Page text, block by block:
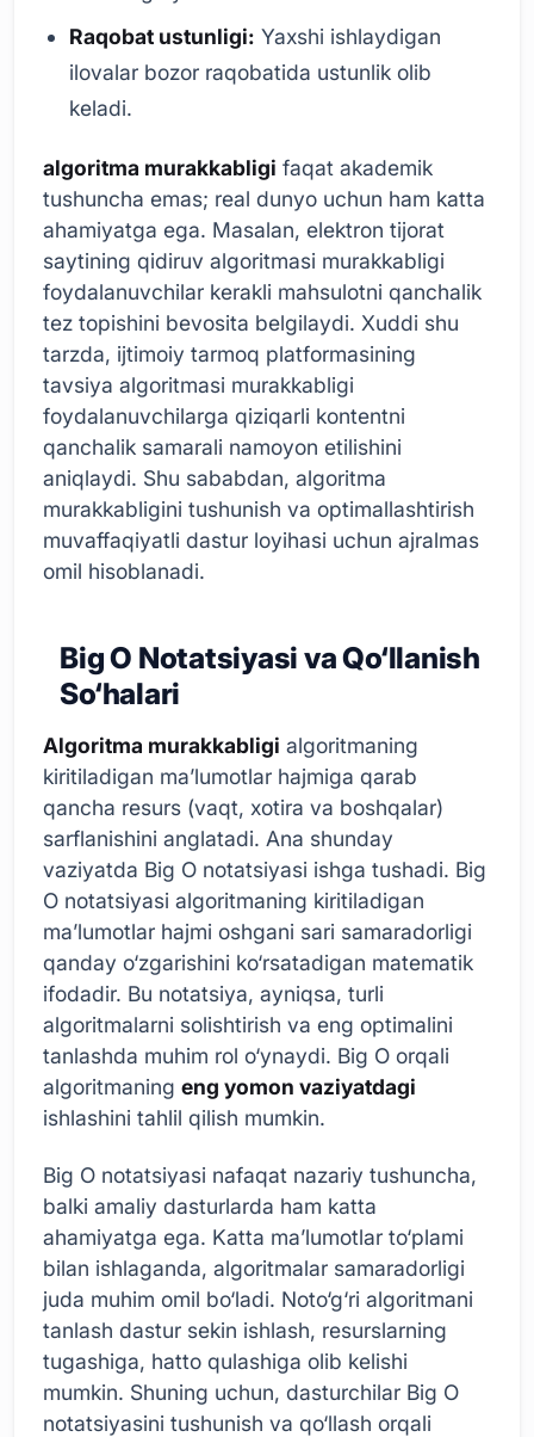
Raqobat ustunligi: Yaxshi ishlaydigan
ilovalar bozor raqobatida ustunlik olib
keladi.
algoritma murakkabligi faqat akademik
tushuncha emas; real dunyo uchun ham katta
ahamiyatga ega. Masalan, elektron tijorat
saytining qidiruv algoritmasi murakkabligi
foydalanuvchilar kerakli mahsulotni qanchalik
tez topishini bevosita belgilaydi. Xuddi shu
tarzda, ijtimoiy tarmoq platformasining
tavsiya algoritmasi murakkabligi
foydalanuvchilarga qiziqarli kontentni
qanchalik samarali namoyon etilishini
aniqlaydi. Shu sababdan, algoritma
murakkabligini tushunish va optimallashtirish
muvaffaqiyatli dastur loyihasi uchun ajralmas
omil hisoblanadi.
Big O Notatsiyasi va Qo‘llanish
So‘halari
Algoritma murakkabligi algoritmaning
kiritiladigan ma’lumotlar hajmiga qarab
qancha resurs (vaqt, xotira va boshqalar)
sarflanishini anglatadi. Ana shunday
vaziyatda Big O notatsiyasi ishga tushadi. Big
O notatsiyasi algoritmaning kiritiladigan
ma’lumotlar hajmi oshgani sari samaradorligi
qanday o‘zgarishini ko‘rsatadigan matematik
ifodadir. Bu notatsiya, ayniqsa, turli
algoritmalarni solishtirish va eng optimalini
tanlashda muhim rol o‘ynaydi. Big O orqali
algoritmaning eng yomon vaziyatdagi
ishlashini tahlil qilish mumkin.
Big O notatsiyasi nafaqat nazariy tushuncha,
balki amaliy dasturlarda ham katta
ahamiyatga ega. Katta ma’lumotlar to‘plami
bilan ishlaganda, algoritmalar samaradorligi
juda muhim omil bo‘ladi. Noto‘g‘ri algoritmani
tanlash dastur sekin ishlash, resurslarning
tugashiga, hatto qulashiga olib kelishi
mumkin. Shuning uchun, dasturchilar Big O
notatsiyasini tushunish va qo‘llash orqali